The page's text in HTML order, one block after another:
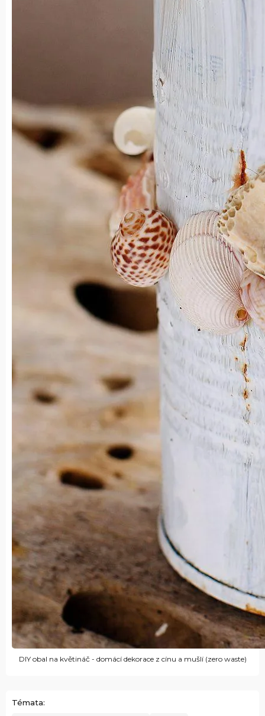
DIY obal na květináč - domácí dekorace z cínu a mušlí (zero waste)
Témata: